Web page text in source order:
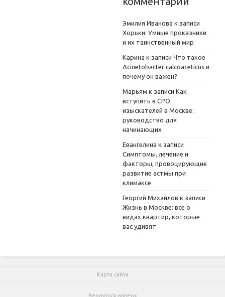
Эмилия Иванова к записи
Хорьки: Умные проказники
и их таинственный мир
Карина к записи Что такое
Acinetobacter calcoaceticus и
почему он важен?
Марьям к записи Как
вступить в СРО
изыскателей в Москве:
руководство для
начинающих
Евангелина к записи
Симптомы, лечение и
факторы, провоцирующие
развитие астмы при
климаксе
Георгий Михайлов к записи
Жизнь в Москве: все о
видах квартир, которые
вас удивят
Карта сайта
Вернуться наверх